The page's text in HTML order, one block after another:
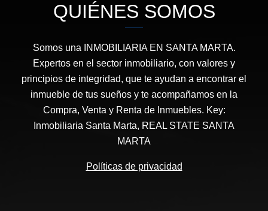
QUIÉNES SOMOS
Somos una INMOBILIARIA EN SANTA MARTA.
Expertos en el sector inmobiliario, con valores y
principios de integridad, que te ayudan a encontrar el
inmueble de tus sueños y te acompañamos en la
Compra, Venta y Renta de Inmuebles. Key:
Inmobiliaria Santa Marta, REAL STATE SANTA
MARTA
Políticas de privacidad